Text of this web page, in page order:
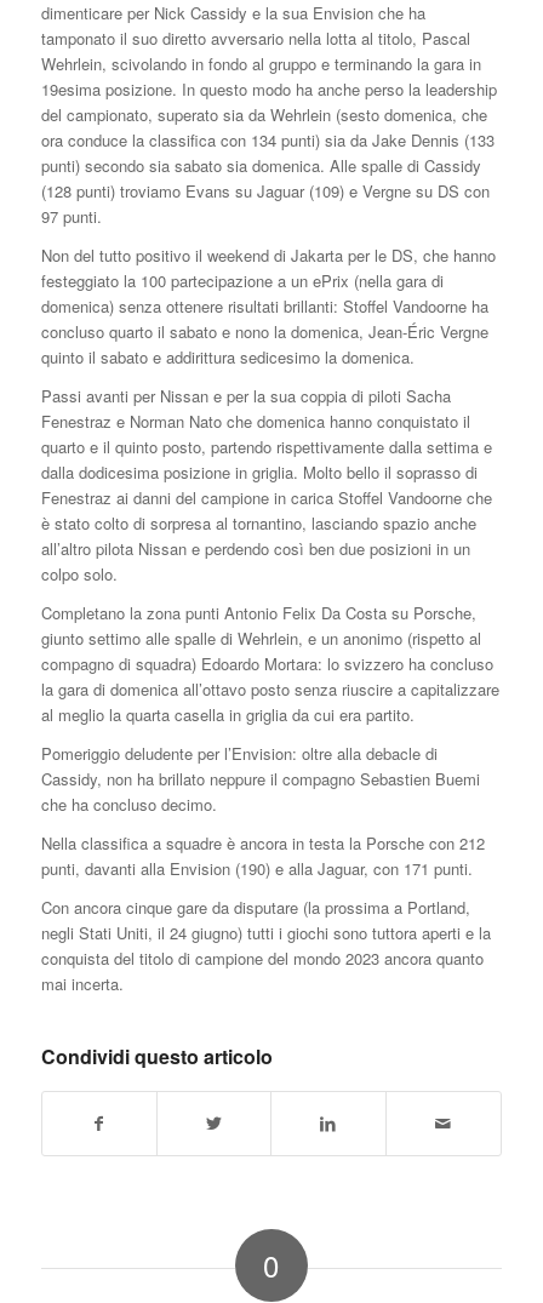
dimenticare per Nick Cassidy e la sua Envision che ha
tamponato il suo diretto avversario nella lotta al titolo, Pascal
Wehrlein, scivolando in fondo al gruppo e terminando la gara in
19esima posizione. In questo modo ha anche perso la leadership
del campionato, superato sia da Wehrlein (sesto domenica, che
ora conduce la classifica con 134 punti) sia da Jake Dennis (133
punti) secondo sia sabato sia domenica. Alle spalle di Cassidy
(128 punti) troviamo Evans su Jaguar (109) e Vergne su DS con
97 punti.
Non del tutto positivo il weekend di Jakarta per le DS, che hanno
festeggiato la 100 partecipazione a un ePrix (nella gara di
domenica) senza ottenere risultati brillanti: Stoffel Vandoorne ha
concluso quarto il sabato e nono la domenica, Jean-Éric Vergne
quinto il sabato e addirittura sedicesimo la domenica.
Passi avanti per Nissan e per la sua coppia di piloti Sacha
Fenestraz e Norman Nato che domenica hanno conquistato il
quarto e il quinto posto, partendo rispettivamente dalla settima e
dalla dodicesima posizione in griglia. Molto bello il soprasso di
Fenestraz ai danni del campione in carica Stoffel Vandoorne che
è stato colto di sorpresa al tornantino, lasciando spazio anche
all’altro pilota Nissan e perdendo così ben due posizioni in un
colpo solo.
Completano la zona punti Antonio Felix Da Costa su Porsche,
giunto settimo alle spalle di Wehrlein, e un anonimo (rispetto al
compagno di squadra) Edoardo Mortara: lo svizzero ha concluso
la gara di domenica all’ottavo posto senza riuscire a capitalizzare
al meglio la quarta casella in griglia da cui era partito.
Pomeriggio deludente per l’Envision: oltre alla debacle di
Cassidy, non ha brillato neppure il compagno Sebastien Buemi
che ha concluso decimo.
Nella classifica a squadre è ancora in testa la Porsche con 212
punti, davanti alla Envision (190) e alla Jaguar, con 171 punti.
Con ancora cinque gare da disputare (la prossima a Portland,
negli Stati Uniti, il 24 giugno) tutti i giochi sono tuttora aperti e la
conquista del titolo di campione del mondo 2023 ancora quanto
mai incerta.
Condividi questo articolo
0